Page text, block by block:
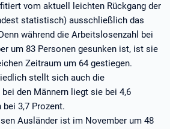
vom aktuell leichten Rückgang der
statistisch) ausschließlich das
während die Arbeitslosenzahl bei
um 83 Personen gesunken ist, ist sie
Zeitraum um 64 gestiegen.
stellt sich auch die
den Männern liegt sie bei 4,6
bei 3,7 Prozent.
Ausländer ist im November um 48